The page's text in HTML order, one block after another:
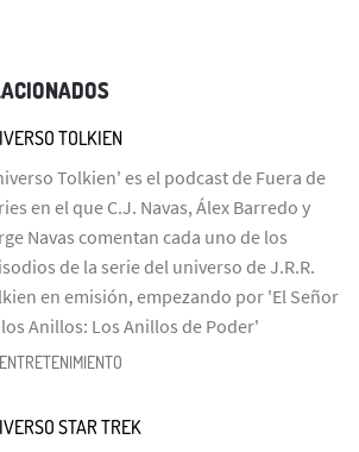
TOLKIEN
Tolkien' es el podcast de Fuera de
en el que C.J. Navas, Álex Barredo y
Navas comentan cada uno de los
de la serie del universo de J.R.R.
en emisión, empezando por 'El Señor
Anillos: Los Anillos de Poder'
ENTRETENIMIENTO
STAR TREK